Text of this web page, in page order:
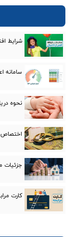
شرایط
سامانه
نحوه
اختصاص
جزئیات
کارت